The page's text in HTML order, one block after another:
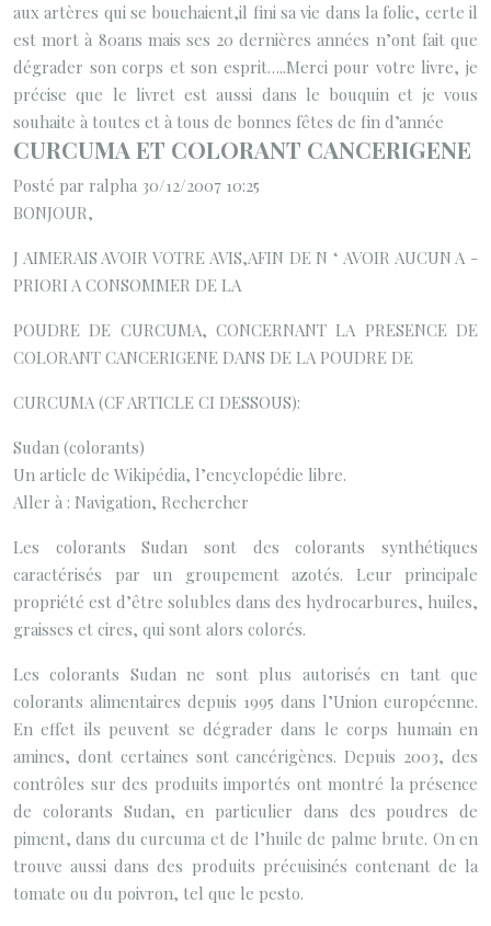
aux artères qui se bouchaient,il fini sa vie dans la folie, certe il
est mort à 80ans mais ses 20 dernières années n’ont fait que
dégrader son corps et son esprit…..Merci pour votre livre, je
précise que le livret est aussi dans le bouquin et je vous
souhaite à toutes et à tous de bonnes fêtes de fin d’année
CURCUMA ET COLORANT CANCERIGENE
Posté par ralpha 30/12/2007 10:25
BONJOUR,
J AIMERAIS AVOIR VOTRE AVIS,AFIN DE N ‘ AVOIR AUCUN A -
PRIORI A CONSOMMER DE LA
POUDRE DE CURCUMA, CONCERNANT LA PRESENCE DE
COLORANT CANCERIGENE DANS DE LA POUDRE DE
CURCUMA (CF ARTICLE CI DESSOUS):
Sudan (colorants)
Un article de Wikipédia, l’encyclopédie libre.
Aller à : Navigation, Rechercher
Les colorants Sudan sont des colorants synthétiques
caractérisés par un groupement azotés. Leur principale
propriété est d’être solubles dans des hydrocarbures, huiles,
graisses et cires, qui sont alors colorés.
Les colorants Sudan ne sont plus autorisés en tant que
colorants alimentaires depuis 1995 dans l’Union européenne.
En effet ils peuvent se dégrader dans le corps humain en
amines, dont certaines sont cancérigènes. Depuis 2003, des
contrôles sur des produits importés ont montré la présence
de colorants Sudan, en particulier dans des poudres de
piment, dans du curcuma et de l’huile de palme brute. On en
trouve aussi dans des produits précuisinés contenant de la
tomate ou du poivron, tel que le pesto.